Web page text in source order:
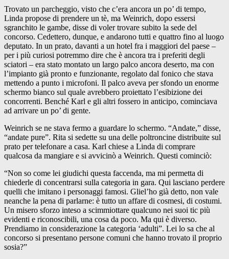
Trovato un parcheggio, visto che c’era ancora un po’ di tempo,
Linda propose di prendere un tè, ma Weinrich, dopo essersi
sgranchito le gambe, disse di voler trovare subito la sede del
concorso. Cedettero, dunque, e andarono tutti e quattro fino al luogo
deputato. In un prato, davanti a un hotel fra i maggiori del paese –
per i più curiosi potremmo dire che è ancora tra i preferiti degli
sciatori – era stato montato un largo palco ancora deserto, ma con
l’impianto già pronto e funzionante, regolato dal fonico che stava
mettendo a punto i microfoni. Il palco aveva per sfondo un enorme
schermo bianco sul quale avrebbero proiettato l’esibizione dei
concorrenti. Benché Karl e gli altri fossero in anticipo, cominciava
ad arrivare un po’ di gente.
Weinrich se ne stava fermo a guardare lo schermo. “Andate,” disse,
“andate pure”. Rita si sedette su una delle poltroncine distribuite sul
prato per telefonare a casa. Karl chiese a Linda di comprare
qualcosa da mangiare e si avvicinò a Weinrich. Questi cominciò:
“Non so come lei giudichi questa faccenda, ma mi permetta di
chiederle di concentrarsi sulla categoria in gara. Qui lasciano perdere
quelli che imitano i personaggi famosi. Gliel’ho già detto, non vale
neanche la pena di parlarne: è tutto un affare di cosmesi, di costumi.
Un misero sforzo inteso a scimmiottare qualcuno nei suoi tic più
evidenti e riconoscibili, una cosa da poco. Ma qui è diverso.
Prendiamo in considerazione la categoria ‘adulti”. Lei lo sa che al
concorso si presentano persone comuni che hanno trovato il proprio
sosia?”